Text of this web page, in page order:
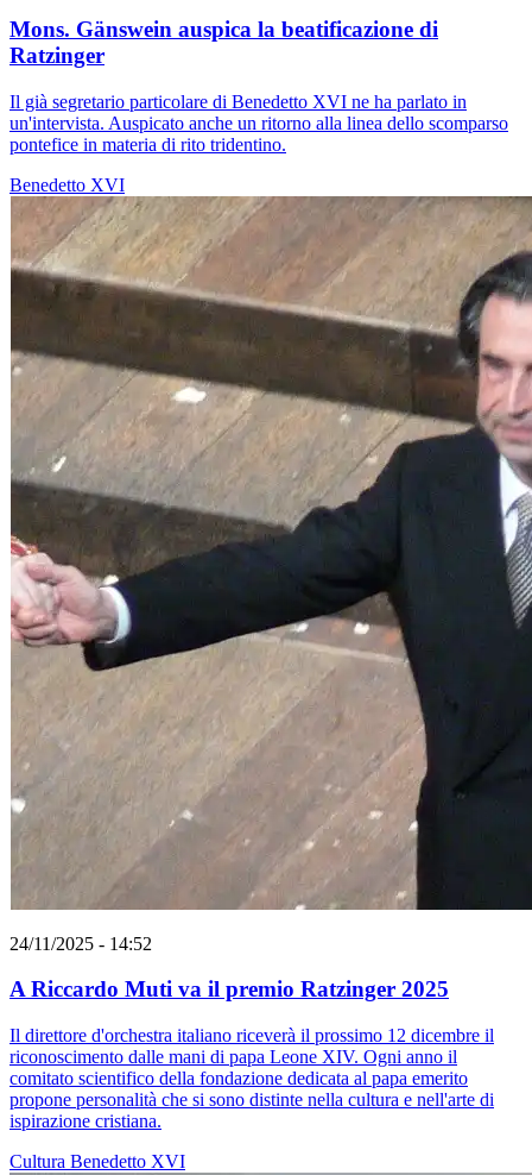
Mons. Gänswein auspica la beatificazione di
Ratzinger
Il già segretario particolare di Benedetto XVI ne ha parlato in
un'intervista. Auspicato anche un ritorno alla linea dello scomparso
pontefice in materia di rito tridentino.
Benedetto XVI
24/11/2025 - 14:52
A Riccardo Muti va il premio Ratzinger 2025
Il direttore d'orchestra italiano riceverà il prossimo 12 dicembre il
riconoscimento dalle mani di papa Leone XIV. Ogni anno il
comitato scientifico della fondazione dedicata al papa emerito
propone personalità che si sono distinte nella cultura e nell'arte di
ispirazione cristiana.
Cultura Benedetto XVI